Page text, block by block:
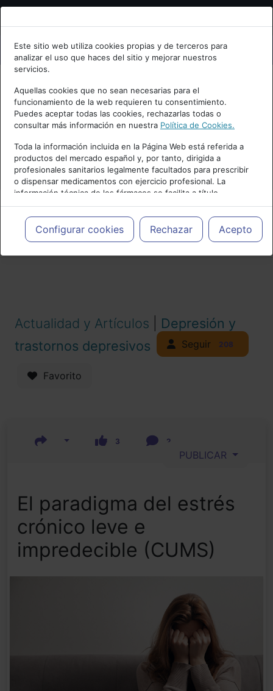
Bienvenid@ a psiquiatria.com
Escribe tu Email
Accede o regístrate con tu email.
Cancelar
Este sitio web utiliza cookies propias y de terceros para
analizar el uso que haces del sitio y mejorar nuestros
servicios.
Aquellas cookies que no sean necesarias para el
funcionamiento de la web requieren tu consentimiento.
Puedes aceptar todas las cookies, rechazarlas todas o
consultar más información en nuestra Política de Cookies.
Toda la información incluida en la Página Web está referida a
productos del mercado español y, por tanto, dirigida a
profesionales sanitarios legalmente facultados para prescribir
o dispensar medicamentos con ejercicio profesional. La
información técnica de los fármacos se facilita a título
meramente informativo, siendo responsabilidad de los
profesionales facultados prescribir medicamentos y decidir, en
cada caso concreto, el tratamiento más adecuado a las
necesidades del paciente.
Configurar cookies Rechazar Acepto
PUBLICIDAD
Actualidad y Artículos
Depresión y
trastornos depresivos
Seguir 208
Favorito
3 2
PUBLICAR
El paradigma del estrés
crónico leve e
impredecible (CUMS)